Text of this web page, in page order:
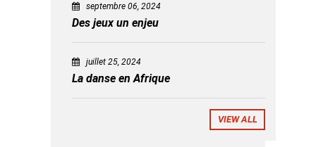
septembre 06, 2024
Des jeux un enjeu
juillet 25, 2024
La danse en Afrique
VIEW ALL